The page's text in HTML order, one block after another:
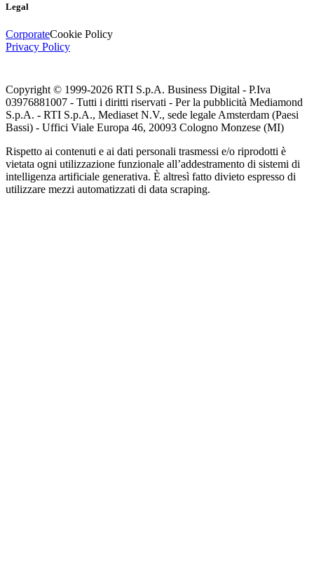
Legal
CorporateCookie Policy
Privacy Policy
Copyright © 1999-2026 RTI S.p.A. Business Digital - P.Iva
03976881007 - Tutti i diritti riservati - Per la pubblicità Mediamond
S.p.A. - RTI S.p.A., Mediaset N.V., sede legale Amsterdam (Paesi
Bassi) - Uffici Viale Europa 46, 20093 Cologno Monzese (MI)
Rispetto ai contenuti e ai dati personali trasmessi e/o riprodotti è
vietata ogni utilizzazione funzionale all’addestramento di sistemi di
intelligenza artificiale generativa. È altresì fatto divieto espresso di
utilizzare mezzi automatizzati di data scraping.